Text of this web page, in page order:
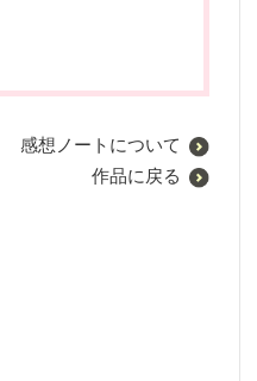
感想ノートについて
作品に戻る